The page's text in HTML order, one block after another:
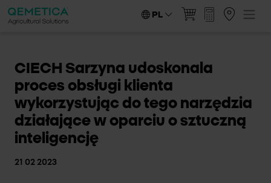
PL
CIECH Sarzyna udoskonala
proces obsługi klienta
wykorzystując do tego narzędzia
działające w oparciu o sztuczną
inteligencję
21 02 2023